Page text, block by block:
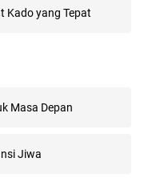
Kado yang Tepat
Masa Depan
Jiwa